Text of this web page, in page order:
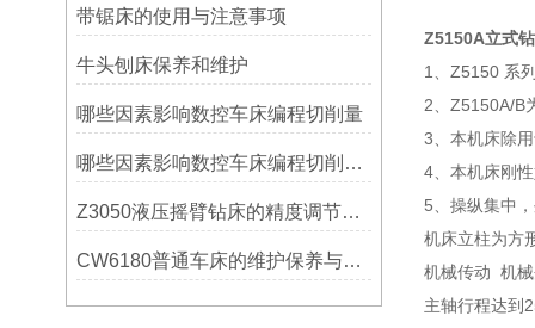
带锯床的使用与注意事项
牛头刨床保养和维护
哪些因素影响数控车床编程切削量
哪些因素影响数控车床编程切削量？
Z3050液压摇臂钻床的精度调节与稳定性提升
CW6180普通车床的维护保养与延长使用寿命技巧说明
Z5150A立式
1、Z5150 系
2、Z5150A/B
3、本机床除
4、本机床刚
5、操纵集中
机床立柱为方
机械传动 机
主轴行程达到